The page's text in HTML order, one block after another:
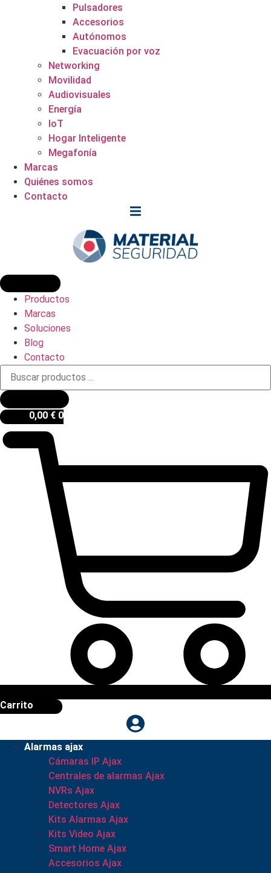
Pulsadores
Accesorios
Autónomos
Evacuación por voz
Networking
Movilidad
Audiovisuales
Energía
IoT
Hogar Inteligente
Megafonía
Marcas
Quiénes somos
Contacto
Productos
Marcas
Soluciones
Blog
Contacto
Búsqueda
productos
0,00 € 0
Carrito
Alarmas ajax
Cámaras IP Ajax
Centrales de alarmas Ajax
NVRs Ajax
Detectores Ajax
Kits Alarmas Ajax
Kits Video Ajax
Smart Home Ajax
Accesorios Ajax